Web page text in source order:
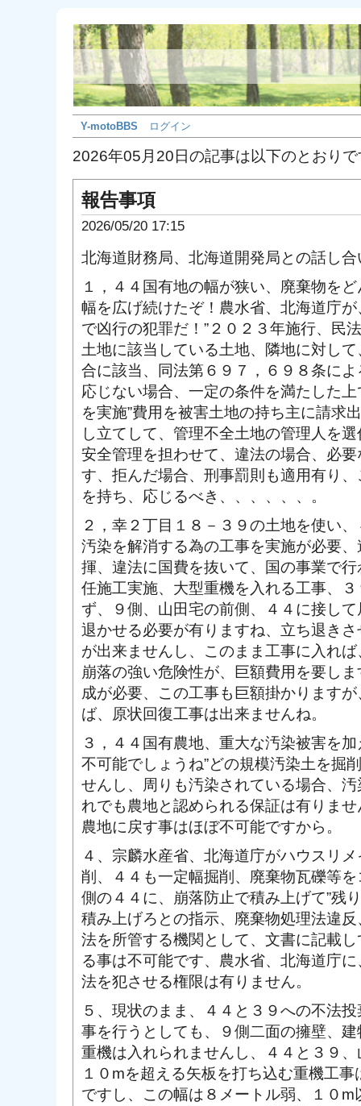
Y-motoBBS ログイン
2026年05月20日の記事は以下のとおりで
報告事項
2026/05/20 17:15
北海道財務局、北海道開発局との話し
１，４４国有地の幅が狭い、廃棄物を
幅を広げ続けたぞ！農水省、北海道庁
で凶行の犯罪だ！”２０２３年施行、民
土地に該当している土地、隣地に対し
合に該当、同法第６９７，６９８条に
応じない場合、一定の条件を満たした
を実施”費用を被害土地の持ち主に請求
し立てして、管理不全土地の管理人を
安全管理を担わせて、違法の場合、必
す、拒んだ場合、刑事罰則も適用有り
を持ち、応じるべき、、、、、、。
２，幸２丁目１８－３９の土地を使い
汚染を解消する為の工事を実施が必要
揮、違法に国費を抜いて、国の事業で
任施工実施、大型重機を入れる工事、
ず、９側、山田宅の前側、４４に接し
退かせる必要が有りますね、立ち退き
が出来ませんし、このまま工事に入れ
崩落の強い危険性が、巨額費用を要し
成が必要、この工事も巨額掛かります
ば、原状回復工事は出来ませんね。
３，４４国有農地、重大な汚染被害を
不可能でしょうね”どの規模汚染土を掘
せんし、周りも汚染されている場合、
れでも農地と認められる保証は有りま
農地に戻す事はほぼ不可能ですから。
４、宗麟水産省、北海道庁がハウスリ
削、４４も一定幅掘削、廃棄物瓦礫等
側の４４に、崩落防止で積み上げて”残
積み上げろとの指示、廃棄物処理法違
法を所管する機関として、文書に記載
る事は不可能です、農水省、北海道庁
法を犯させる権限は有りません。
５、現状のまま、４４と３９への不法
事を行うとしても、９側二面の擁壁、
重機は入れられませんし、４４と３９
１０mを超える矢板を打ち込む重機工
ですし、この幅は８メートル弱、１０